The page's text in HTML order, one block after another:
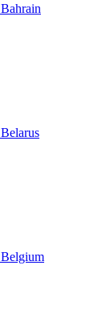
Bahrain
Belarus
Belgium